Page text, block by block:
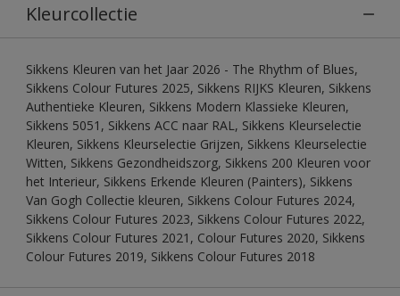
Kleurcollectie
Sikkens Kleuren van het Jaar 2026 - The Rhythm of Blues,
Sikkens Colour Futures 2025, Sikkens RIJKS Kleuren, Sikkens
Authentieke Kleuren, Sikkens Modern Klassieke Kleuren,
Sikkens 5051, Sikkens ACC naar RAL, Sikkens Kleurselectie
Kleuren, Sikkens Kleurselectie Grijzen, Sikkens Kleurselectie
Witten, Sikkens Gezondheidszorg, Sikkens 200 Kleuren voor
het Interieur, Sikkens Erkende Kleuren (Painters), Sikkens
Van Gogh Collectie kleuren, Sikkens Colour Futures 2024,
Sikkens Colour Futures 2023, Sikkens Colour Futures 2022,
Sikkens Colour Futures 2021, Colour Futures 2020, Sikkens
Colour Futures 2019, Sikkens Colour Futures 2018